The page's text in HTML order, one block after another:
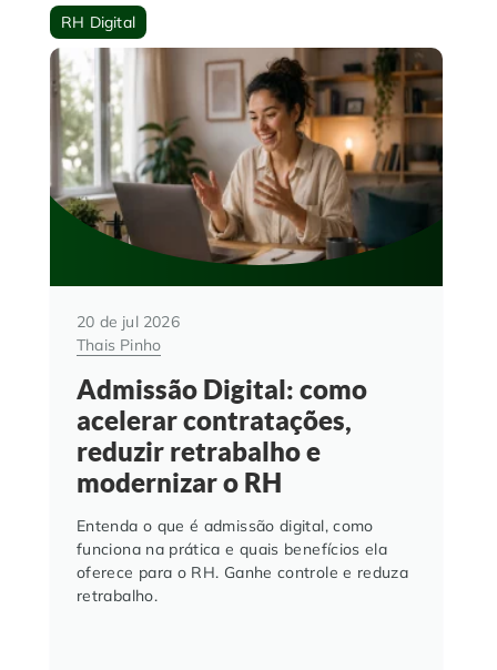
RH Digital
20 de jul 2026
Thais Pinho
Admissão Digital: como
acelerar contratações,
reduzir retrabalho e
modernizar o RH
Entenda o que é admissão digital, como
funciona na prática e quais benefícios ela
oferece para o RH. Ganhe controle e reduza
retrabalho.